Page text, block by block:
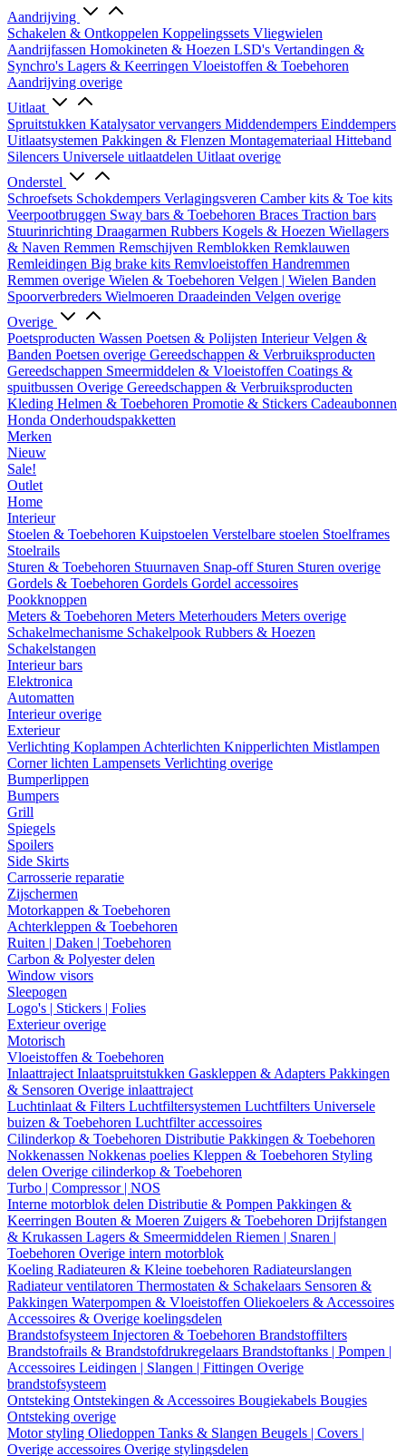
Aandrijving
Schakelen & Ontkoppelen Koppelingssets Vliegwielen
Aandrijfassen Homokineten & Hoezen LSD's Vertandingen &
Synchro's Lagers & Keerringen Vloeistoffen & Toebehoren
Aandrijving overige
Uitlaat
Spruitstukken Katalysator vervangers Middendempers Einddempers
Uitlaatsystemen Pakkingen & Flenzen Montagemateriaal Hitteband
Silencers Universele uitlaatdelen Uitlaat overige
Onderstel
Schroefsets Schokdempers Verlagingsveren Camber kits & Toe kits
Veerpootbruggen Sway bars & Toebehoren Braces Traction bars
Stuurinrichting Draagarmen Rubbers Kogels & Hoezen Wiellagers
& Naven Remmen Remschijven Remblokken Remklauwen
Remleidingen Big brake kits Remvloeistoffen Handremmen
Remmen overige Wielen & Toebehoren Velgen | Wielen Banden
Spoorverbreders Wielmoeren Draadeinden Velgen overige
Overige
Poetsproducten Wassen Poetsen & Polijsten InterieurVelgen &
Banden Poetsen overige Gereedschappen & Verbruiksproducten
Gereedschappen Smeermiddelen & Vloeistoffen Coatings &
spuitbussen Overige Gereedschappen & Verbruiksproducten
Kleding Helmen & Toebehoren Promotie & Stickers Cadeaubonnen
Honda Onderhoudspakketten
Merken
Nieuw
Sale!
Outlet
Home
Interieur
Stoelen & Toebehoren Kuipstoelen Verstelbare stoelen Stoelframes
Stoelrails
Sturen & Toebehoren Stuurnaven Snap-off Sturen Sturen overige
Gordels & Toebehoren Gordels Gordel accessoires
Pookknoppen
Meters & Toebehoren Meters Meterhouders Meters overige
Schakelmechanisme Schakelpook Rubbers & Hoezen
Schakelstangen
Interieur bars
Elektronica
Automatten
Interieur overige
Exterieur
Verlichting Koplampen Achterlichten Knipperlichten Mistlampen
Corner lichten Lampensets Verlichting overige
Bumperlippen
Bumpers
Grill
Spiegels
Spoilers
Side Skirts
Carrosserie reparatie
Zijschermen
Motorkappen & Toebehoren
Achterkleppen & Toebehoren
Ruiten | Daken | Toebehoren
Carbon & Polyester delen
Window visors
Sleepogen
Logo's | Stickers | Folies
Exterieur overige
Motorisch
Vloeistoffen & Toebehoren
Inlaattraject Inlaatspruitstukken Gaskleppen & Adapters Pakkingen
& Sensoren Overige inlaattraject
Luchtinlaat & Filters Luchtfiltersystemen Luchtfilters Universele
buizen & Toebehoren Luchtfilter accessoires
Cilinderkop & Toebehoren Distributie Pakkingen & Toebehoren
Nokkenassen Nokkenas poelies Kleppen & Toebehoren Styling
delen Overige cilinderkop & Toebehoren
Turbo | Compressor | NOS
Interne motorblok delen Distributie & Pompen Pakkingen &
Keerringen Bouten & Moeren Zuigers & Toebehoren Drijfstangen
& Krukassen Lagers & Smeermiddelen Riemen | Snaren |
Toebehoren Overige intern motorblok
Koeling Radiateuren & Kleine toebehoren Radiateurslangen
Radiateur ventilatoren Thermostaten & Schakelaars Sensoren &
Pakkingen Waterpompen & Vloeistoffen Oliekoelers & Accessoires
Accessoires & Overige koelingsdelen
Brandstofsysteem Injectoren & Toebehoren Brandstoffilters
Brandstofrails & Brandstofdrukregelaars Brandstoftanks | Pompen |
Accessoires Leidingen | Slangen | Fittingen Overige
brandstofsysteem
Ontsteking Ontstekingen & Accessoires Bougiekabels Bougies
Ontsteking overige
Motor styling Oliedoppen Tanks & Slangen Beugels | Covers |
Overige accessoires Overige stylingsdelen